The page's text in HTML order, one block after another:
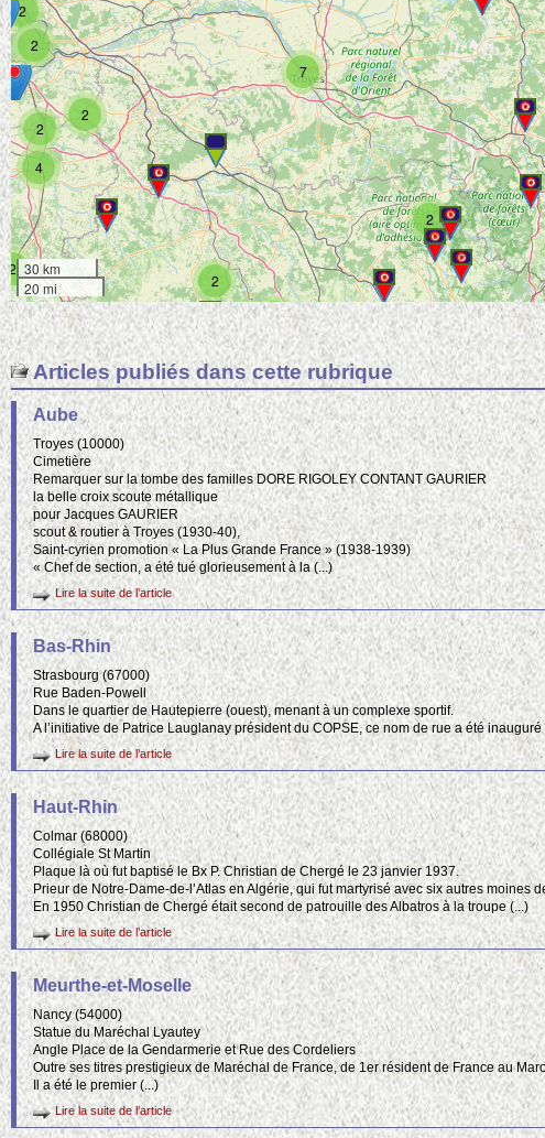
3
3
2
5
5
2
2
2
3
2
7
2
2
2
3
3
2
8
2
2
3
5
9
16
5
2
7
2
4
2
2
2
30 km
20 mi
Articles publiés dans cette rubrique
Aube
Troyes (10000)
Cimetière
Remarquer sur la tombe des familles DORE RIGOLEY CONTANT GAURIER
la belle croix scoute métallique
pour Jacques GAURIER
scout & routier à Troyes (1930-40),
Saint-cyrien promotion « La Plus Grande France » (1938-1939)
« Chef de section, a été tué glorieusement à la (...)
Lire la suite de l’article
Bas-Rhin
Strasbourg (67000)
Rue Baden-Powell
Dans le quartier de Hautepierre (ouest), menant à un complexe sportif.
A l’initiative de Patrice Lauglanay président du COPSE, ce nom de rue a été
Lire la suite de l’article
Haut-Rhin
Colmar (68000)
Collégiale St Martin
Plaque là où fut baptisé le Bx P. Christian de Chergé le 23 janvier 1937.
Prieur de Notre-Dame-de-l’Atlas en Algérie, qui fut martyrisé avec six autres moines
En 1950 Christian de Chergé était second de patrouille des Albatros à la troupe (...)
Lire la suite de l’article
Meurthe-et-Moselle
Nancy (54000)
Statue du Maréchal Lyautey
Angle Place de la Gendarmerie et Rue des Cordeliers
Outre ses titres prestigieux de Maréchal de France, de 1er résident de France au
Il a été le premier (...)
Lire la suite de l’article